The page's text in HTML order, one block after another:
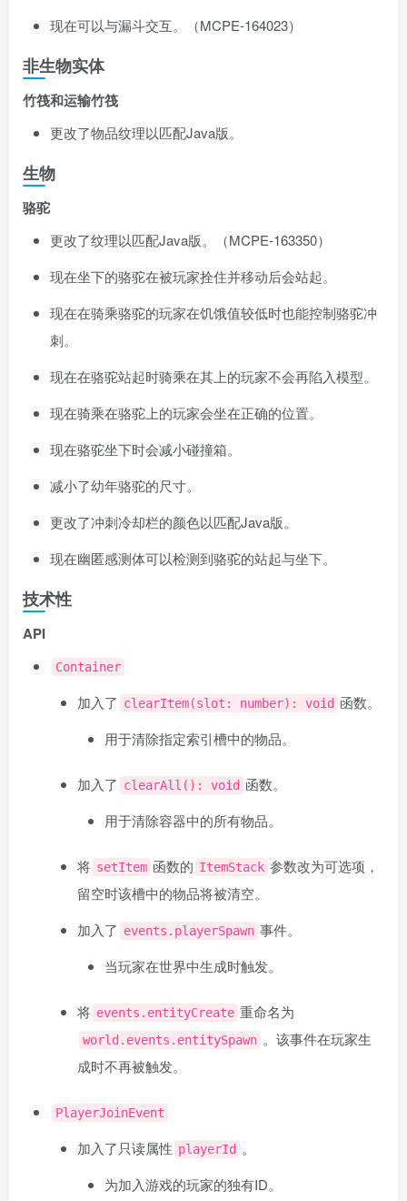
现在可以与漏斗交互。（MCPE-164023）
非生物实体
竹筏和运输竹筏
更改了物品纹理以匹配Java版。
生物
骆驼
更改了纹理以匹配Java版。（MCPE-163350）
现在坐下的骆驼在被玩家拴住并移动后会站起。
现在在骑乘骆驼的玩家在饥饿值较低时也能控制骆驼冲
刺。
现在在骆驼站起时骑乘在其上的玩家不会再陷入模型。
现在骑乘在骆驼上的玩家会坐在正确的位置。
现在骆驼坐下时会减小碰撞箱。
减小了幼年骆驼的尺寸。
更改了冲刺冷却栏的颜色以匹配Java版。
现在幽匿感测体可以检测到骆驼的站起与坐下。
技术性
API
Container
加入了 clearItem(slot: number): void 函数。
用于清除指定索引槽中的物品。
加入了 clearAll(): void 函数。
用于清除容器中的所有物品。
将 setItem 函数的 ItemStack 参数改为可选项，
留空时该槽中的物品将被清空。
加入了 events.playerSpawn 事件。
当玩家在世界中生成时触发。
将 events.entityCreate 重命名为
world.events.entitySpawn 。该事件在玩家生
成时不再被触发。
PlayerJoinEvent
加入了只读属性 playerId 。
为加入游戏的玩家的独有ID。